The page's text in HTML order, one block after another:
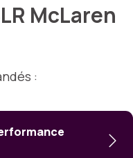
McLaren
: